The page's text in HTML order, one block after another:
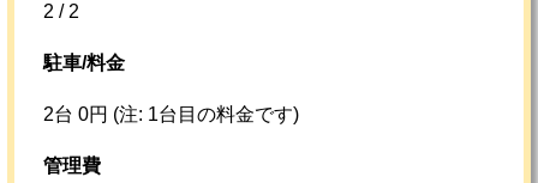
2 / 2
駐車/料金
2台 0円 (注: 1台目の料金です)
管理費